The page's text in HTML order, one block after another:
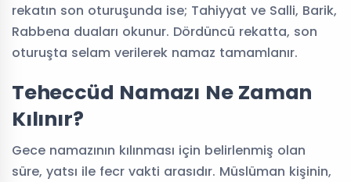
rekatın son oturuşunda ise; Tahiyyat ve Salli, Barik,
Rabbena duaları okunur. Dördüncü rekatta, son
oturuşta selam verilerek namaz tamamlanır.
Teheccüd Namazı Ne Zaman
Kılınır?
Gece namazının kılınması için belirlenmiş olan
süre, yatsı ile fecr vakti arasıdır. Müslüman kişinin,